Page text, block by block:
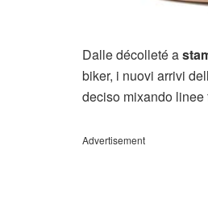
Dalle décolleté a
biker, i nuovi arrivi
deciso mixando
Advertisement